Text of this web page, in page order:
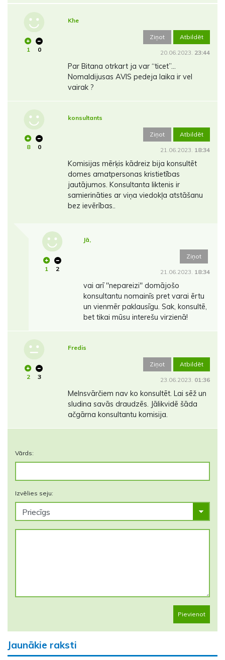
1 0
Khe
Ziņot Atbildēt
20.06.2023. 23:44
Par Bitana otrkart ja var “ticet”…
Nomaldijusas AVIS pedeja laika ir vel
vairak ?
8 0
konsultants
Ziņot Atbildēt
21.06.2023. 18:34
Komisijas mērķis kādreiz bija konsultēt
domes amatpersonas kristietības
jautājumos. Konsultanta liktenis ir
samierināties ar viņa viedokļa atstāšanu
bez ievērības..
1 2
Jā,
Ziņot
21.06.2023. 18:34
vai arī ''nepareizi'' domājošo
konsultantu nomainīs pret varai ērtu
un vienmēr paklausīgu. Sak, konsultē,
bet tikai mūsu interešu virzienā!
2 3
Fredis
Ziņot Atbildēt
23.06.2023. 01:36
Melnsvārčiem nav ko konsultēt. Lai sēž un
sludina savās draudzēs. Jālikvidē šāda
ačgārna konsultantu komisija.
Vārds:
Izvēlies seju:
Pievienot
Jaunākie raksti